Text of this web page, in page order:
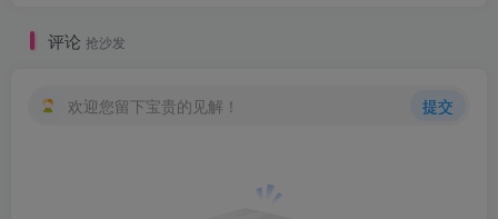
评论 抢沙发
欢迎您留下宝贵的见解！ 提交